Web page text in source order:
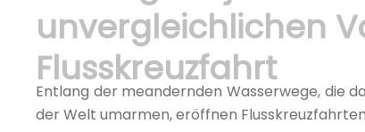
unvergleichlichen
Flusskreuzfahrt
Entlang der meandernden Wasserwege, die
der Welt umarmen, eröffnen